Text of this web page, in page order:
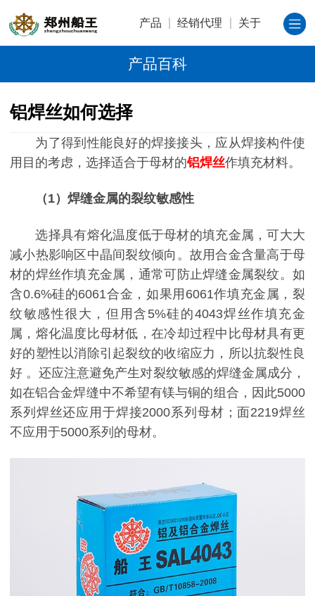
产品 经销代理 关于
产品百科
铝焊丝如何选择
为了得到性能良好的焊接接头，应从焊接构件使
用目的考虑，选择适合于母材的铝焊丝作填充材料。
（1）焊缝金属的裂纹敏感性
选择具有熔化温度低于母材的填充金属，可大大
减小热影响区中晶间裂纹倾向。故用合金含量高于母
材的焊丝作填充金属，通常可防止焊缝金属裂纹。如
含0.6%硅的6061合金，如果用6061作填充金属，裂
纹敏感性很大，但用含5%硅的4043焊丝作填充金
属，熔化温度比母材低，在冷却过程中比母材具有更
好的塑性以消除引起裂纹的收缩应力，所以抗裂性良
好 。还应注意避免产生对裂纹敏感的焊缝金属成分，
如在铝合金焊缝中不希望有镁与铜的组合，因此5000
系列焊丝还应用于焊接2000系列母材；面2219焊丝
不应用于5000系列的母材。